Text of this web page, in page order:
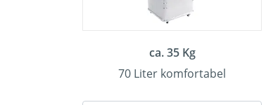
ca. 35 Kg
70 Liter komfortabel